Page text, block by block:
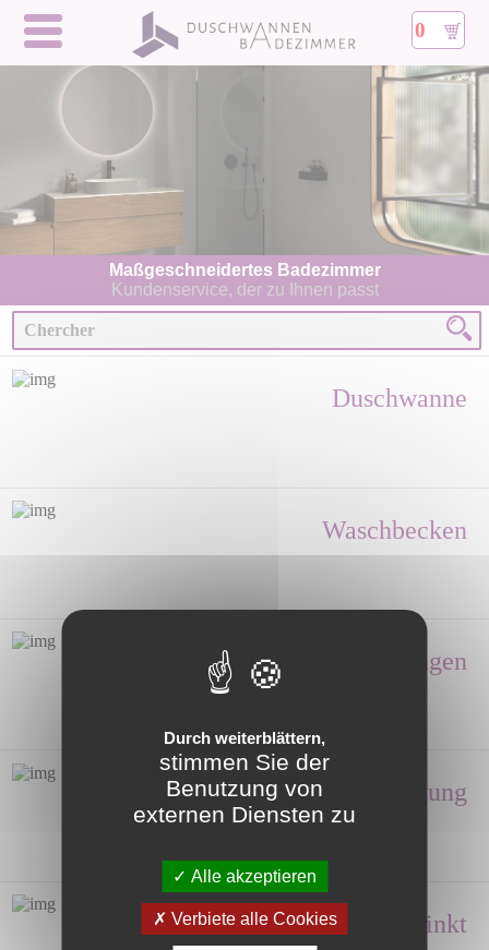
0
Maßgeschneidertes Badezimmer
Kundenservice, der zu Ihnen passt
Duschwanne
Waschbecken
Duschabtrennungen
Ausstattung
Handwasche, Sinkt
Durch weiterblättern,
stimmen Sie der
Benutzung von
externen Diensten zu
Alle akzeptieren
Verbiete alle Cookies